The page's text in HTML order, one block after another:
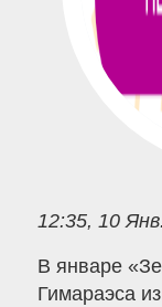
12:35, 10 Янв.
В январе
Гимараэса